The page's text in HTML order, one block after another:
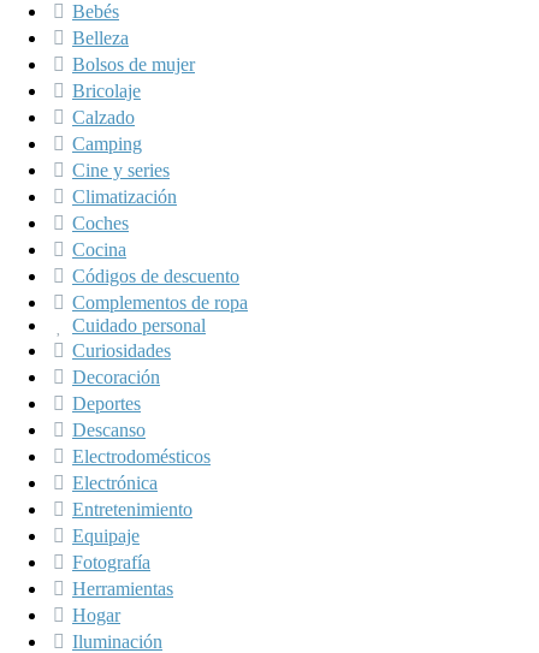
Bebés
Belleza
Bolsos de mujer
Bricolaje
Calzado
Camping
Cine y series
Climatización
Coches
Cocina
Códigos de descuento
Complementos de ropa
Cuidado personal
Curiosidades
Decoración
Deportes
Descanso
Electrodomésticos
Electrónica
Entretenimiento
Equipaje
Fotografía
Herramientas
Hogar
Iluminación